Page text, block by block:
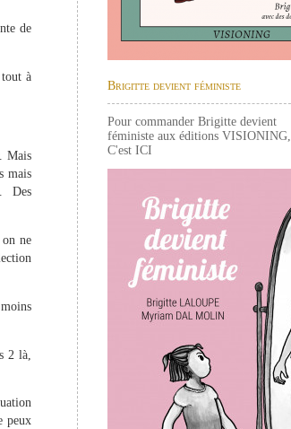
de
à
Mais
mais
Des
ne
2 là,
peux
Brigitte devient féministe
Pour commander Brigitte devient
féministe aux éditions VISIONING,
C'est ICI